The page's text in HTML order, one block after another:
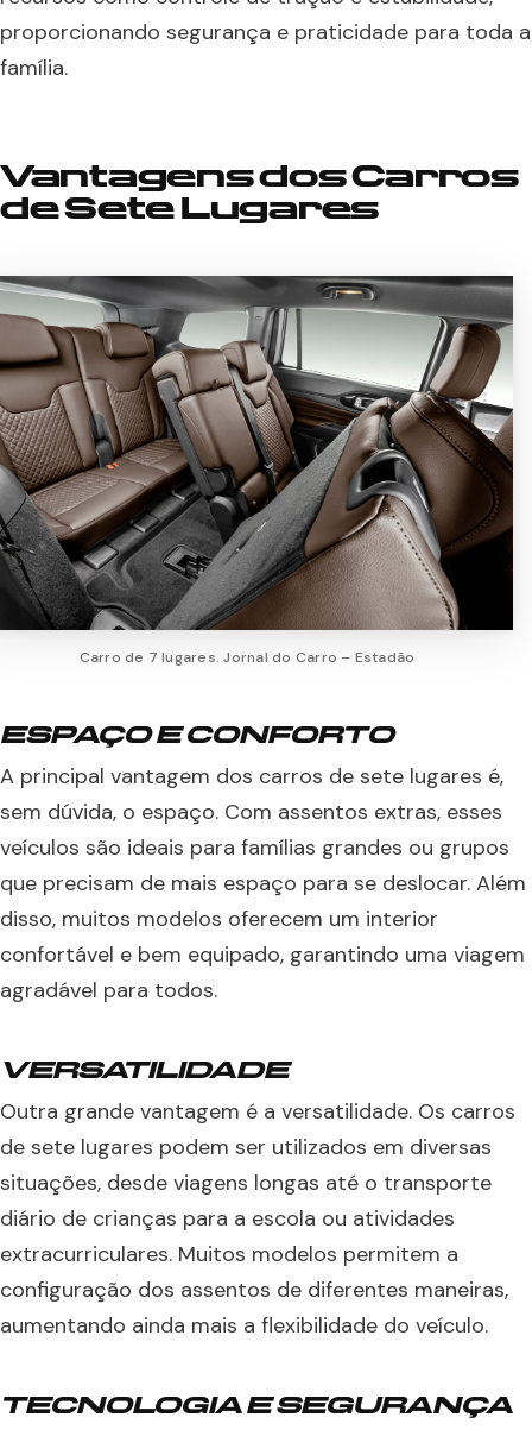
proporcionando segurança e praticidade para toda a
família.
Vantagens dos Carros
de Sete Lugares
Carro de 7 lugares. Jornal do Carro – Estadão
ESPAÇO E CONFORTO
A principal vantagem dos carros de sete lugares é,
sem dúvida, o espaço. Com assentos extras, esses
veículos são ideais para famílias grandes ou grupos
que precisam de mais espaço para se deslocar. Além
disso, muitos modelos oferecem um interior
confortável e bem equipado, garantindo uma viagem
agradável para todos.
VERSATILIDADE
Outra grande vantagem é a versatilidade. Os carros
de sete lugares podem ser utilizados em diversas
situações, desde viagens longas até o transporte
diário de crianças para a escola ou atividades
extracurriculares. Muitos modelos permitem a
configuração dos assentos de diferentes maneiras,
aumentando ainda mais a flexibilidade do veículo.
TECNOLOGIA E SEGURANÇA